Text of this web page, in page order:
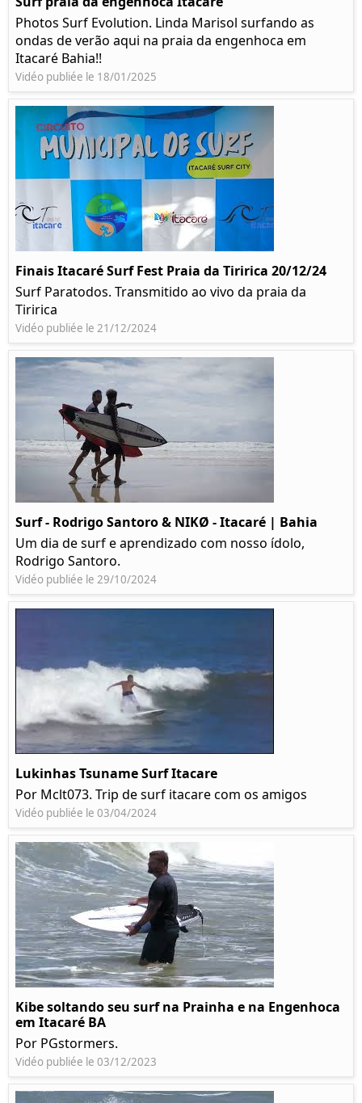
Photos Surf Evolution. Linda Marisol surfando as
ondas de verão aqui na praia da engenhoca em
Itacaré Bahia!!
Vidéo publiée le 18/01/2025
Finais Itacaré Surf Fest Praia da Tiririca 20/12/24
Surf Paratodos. Transmitido ao vivo da praia da
Tiririca
Vidéo publiée le 21/12/2024
Surf - Rodrigo Santoro & NIKØ - Itacaré | Bahia
Um dia de surf e aprendizado com nosso ídolo,
Rodrigo Santoro.
Vidéo publiée le 29/10/2024
Lukinhas Tsuname Surf Itacare
Por Mclt073. Trip de surf itacare com os amigos
Vidéo publiée le 03/04/2024
Kibe soltando seu surf na Prainha e na Engenhoca
em Itacaré BA
Por PGstormers.
Vidéo publiée le 03/12/2023